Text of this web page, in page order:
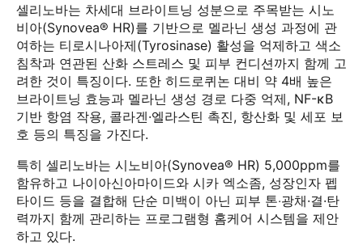
셀리노바는 차세대 브라이트닝 성분으로 주목받는 시노
비아(Synovea® HR)를 기반으로 멜라닌 생성 과정에 관
여하는 티로시나아제(Tyrosinase) 활성을 억제하고 색소
침착과 연관된 산화 스트레스 및 피부 컨디션까지 함께 고
려한 것이 특징이다. 또한 히드로퀴논 대비 약 4배 높은
브라이트닝 효능과 멜라닌 생성 경로 다중 억제, NF-κB
기반 항염 작용, 콜라겐·엘라스틴 촉진, 항산화 및 세포 보
호 등의 특징을 가진다.
특히 셀리노바는 시노비아(Synovea® HR) 5,000ppm를
함유하고 나이아신아마이드와 시카 엑소좀, 성장인자 펩
타이드 등을 결합해 단순 미백이 아닌 피부 톤‧광채·결·탄
력까지 함께 관리하는 프로그램형 홈케어 시스템을 제안
하고 있다.